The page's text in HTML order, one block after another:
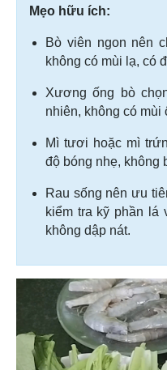
Mẹo hữu ích:
Bò viên ngon nên
không có mùi lạ, có
Xương ống bò
nhiên, không có mùi
Mì tươi hoặc mì
độ bóng nhẹ, không
Rau sống nên ưu
kiểm tra kỹ phần lá
không dập nát.